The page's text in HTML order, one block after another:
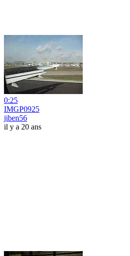
0:25
IMGP0925
jiben56
il y a 20 ans